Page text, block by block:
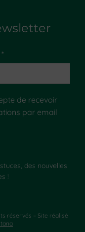
de recevoir
par email
des nouvelles
!
réservés – Site réalisé